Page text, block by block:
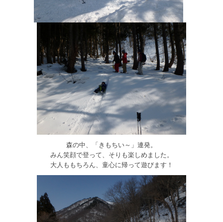
森の中、「きもちい～」連発。
みん笑顔で登って、そりも楽しめました。
大人ももちろん、童心に帰って遊びます！